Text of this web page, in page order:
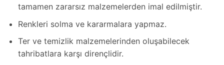
tamamen zararsız malzemelerden imal edilmiştir.
Renkleri solma ve kararmalara yapmaz.
Ter ve temizlik malzemelerinden oluşabilecek
tahribatlara karşı dirençlidir.